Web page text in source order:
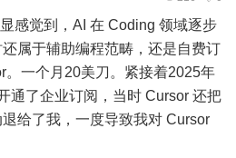
感觉到，AI 在 Coding 领域逐步
属于辅助编程范畴，还是自费订
。一个月20美刀。紧接着2025年
通了企业订阅，当时 Cursor 还把
给了我，一度导致我对 Cursor